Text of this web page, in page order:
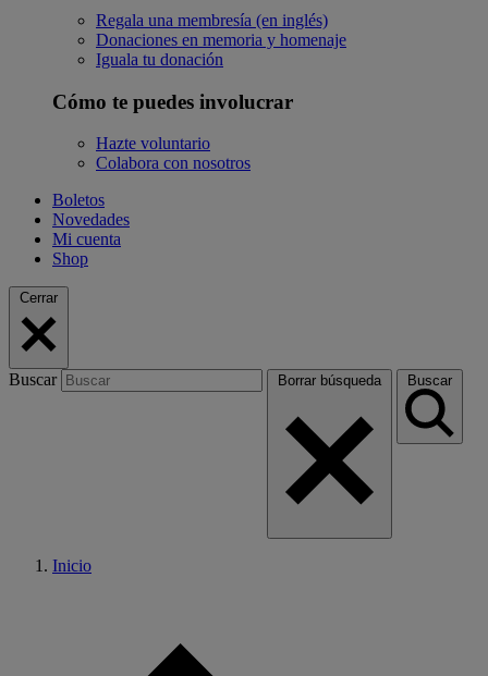
Regala una membresía (en inglés)
Donaciones en memoria y homenaje
Iguala tu donación
Cómo te puedes involucrar
Hazte voluntario
Colabora con nosotros
Boletos
Novedades
Mi cuenta
Shop
Cerrar
Buscar Borrar búsqueda Buscar
Inicio